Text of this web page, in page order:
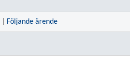
Följande ärende